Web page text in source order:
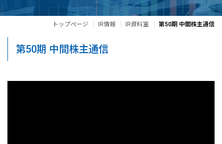
トップページ IR情報 IR資料室 第50期 中間株主通信
第50期 中間株主通信